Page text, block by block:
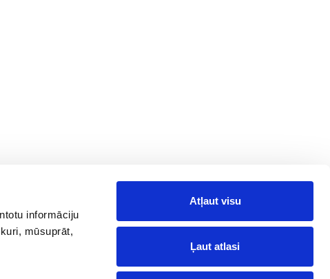
informāciju
mūsuprāt,
Atļaut visu
Ļaut atlasi